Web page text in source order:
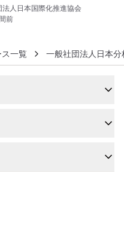
法人日本国際化推進協会
前
ス一覧 一般社団法人日本